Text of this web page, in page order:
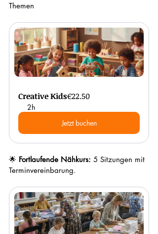
Themen
Creative Kids€22.50
2h
Jetzt buchen
🌟 Fortlaufende Nähkurs: 5 Sitzungen mit
Terminvereinbarung.